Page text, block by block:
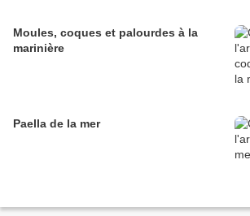
Moules, coques et palourdes à la
marinière
Paella de la mer